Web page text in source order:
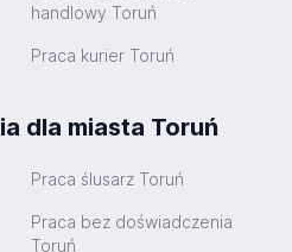
handlowy Toruń
Praca kurier Toruń
dla miasta Toruń
Praca ślusarz Toruń
Praca bez doświadczenia
Toruń